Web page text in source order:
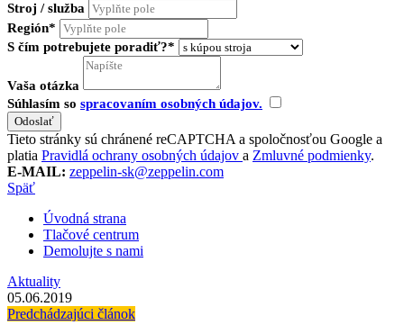
Stroj / služba
Región*
S čím potrebujete poradiť?*
Vaša otázka
Súhlasím so spracovaním osobných údajov.
Tieto stránky sú chránené reCAPTCHA a spoločnosťou Google a
platia Pravidlá ochrany osobných údajov a Zmluvné podmienky.
E-MAIL: zeppelin-sk@zeppelin.com
Späť
Úvodná strana
Tlačové centrum
Demolujte s nami
Aktuality
05.06.2019
Predchádzajúci článok